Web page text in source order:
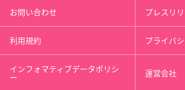
お問い合わせ プレスリ
利用規約 プライバ
インフォマティブデータポリシ
ー 運営会社